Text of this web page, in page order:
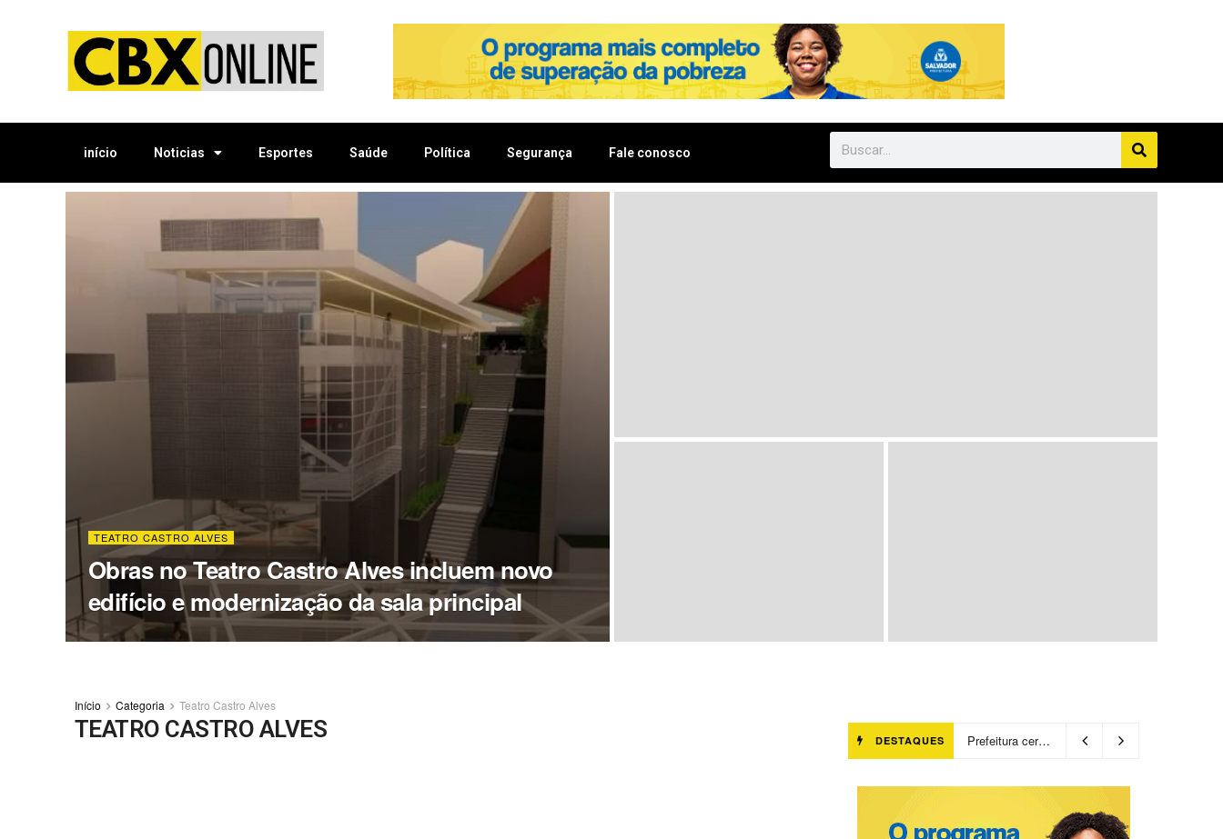
início Noticias Esportes Saúde Política Segurança Fale conosco
TEATRO CASTRO ALVES
Obras no Teatro Castro Alves incluem novo
edifício e modernização da sala principal
Início Categoria Teatro Castro Alves
TEATRO CASTRO ALVES DESTAQUES Prefeitura certifica 4,6 mil trabalhadores pelo programa Treinar para Empregar e realiza Feirão de Empregabilidade